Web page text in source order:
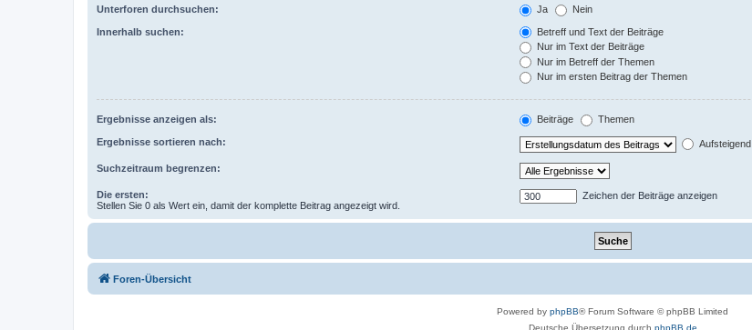
Unterforen durchsuchen: Ja Nein
Innerhalb suchen:
Betreff und Text der Beiträge
Nur im Text der Beiträge
Nur im Betreff der Themen
Nur im ersten Beitrag der Themen
Ergebnisse anzeigen als: Beiträge Themen
Ergebnisse sortieren nach: Aufsteigend
Suchzeitraum begrenzen:
Die ersten:
Stellen Sie 0 als Wert ein, damit der komplette Beitrag angezeigt wird.
Zeichen der Beiträge anzeigen
Foren-Übersicht
Powered by phpBB® Forum Software © phpBB Limited
Deutsche Übersetzung durch phpBB.de